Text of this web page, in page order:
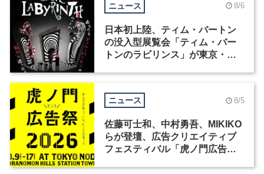
ニュース 8/6
日本初上陸、ティム・バートン
の没入型展覧会「ティム・バー
トンのラビリンス」が東京・豊
ニュース 8/5
佐藤可士和、中村勇吾、MIKIKO
らが登壇、広告クリエイティブ
フェスティバル「虎ノ門広告